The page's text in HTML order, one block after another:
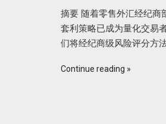
摘要 随着零售外汇经纪商
套利策略已成为量化交易
们将经纪商级风险评分方
Continue reading